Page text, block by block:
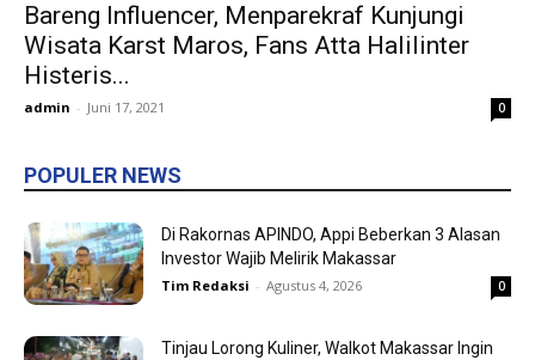
Bareng Influencer, Menparekraf Kunjungi
Wisata Karst Maros, Fans Atta Halilinter
Histeris...
admin - Juni 17, 2021 0
POPULER NEWS
Di Rakornas APINDO, Appi Beberkan 3 Alasan
Investor Wajib Melirik Makassar
Tim Redaksi - Agustus 4, 2026 0
Tinjau Lorong Kuliner, Walkot Makassar Ingin